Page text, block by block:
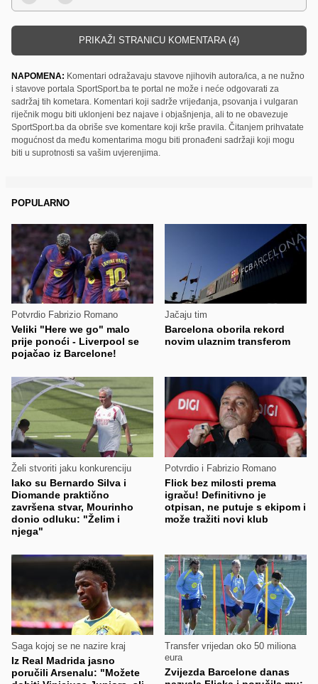
PRIKAŽI STRANICU KOMENTARA (4)
NAPOMENA: Komentari odražavaju stavove njihovih autora/ica, a ne nužno
i stavove portala SportSport.ba te portal ne može i neće odgovarati za
sadržaj tih kometara. Komentari koji sadrže vrijeđanja, psovanja i vulgaran
riječnik mogu biti uklonjeni bez najave i objašnjenja, ali to ne obavezuje
SportSport.ba da obriše sve komentare koji krše pravila. Čitanjem prihvatate
mogućnost da među komentarima mogu biti pronađeni sadržaji koji mogu
biti u suprotnosti sa vašim uvjerenjima.
POPULARNO
Potvrdio Fabrizio Romano
Veliki "Here we go" malo
prije ponoći - Liverpool se
pojačao iz Barcelone!
Jačaju tim
Barcelona oborila rekord
novim ulaznim transferom
Želi stvoriti jaku konkurenciju
Iako su Bernardo Silva i
Diomande praktično
završena stvar, Mourinho
donio odluku: "Želim i
njega"
Potvrdio i Fabrizio Romano
Flick bez milosti prema
igraču! Definitivno je
otpisan, ne putuje s ekipom i
može tražiti novi klub
Saga kojoj se ne nazire kraj
Iz Real Madrida jasno
poručili Arsenalu: "Možete
Transfer vrijedan oko 50 miliona
eura
Zvijezda Barcelone danas